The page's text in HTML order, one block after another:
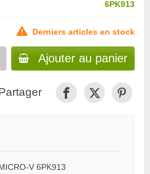
6PK913
Derniers articles en stock
Ajouter au panier
V 6PK913